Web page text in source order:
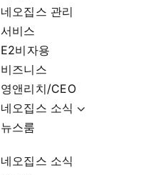
네오집스 관리
서비스
E2비자용
비즈니스
영앤리치/CEO
네오집스 소식
뉴스룸
네오집스 소식